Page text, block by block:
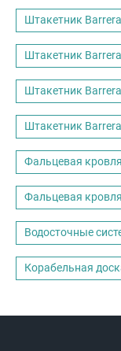
Штакетник
Штакетник
Штакетник
Штакетник
Фальцевая кровля
Фальцевая
Водосточные
Корабельная